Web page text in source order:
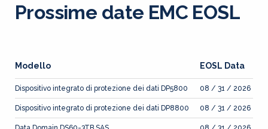
Prossime date EMC EOSL
Modello EOSL Data
Dispositivo integrato di protezione dei dati DP5800 08 / 31 / 2026
Dispositivo integrato di protezione dei dati DP8800 08 / 31 / 2026